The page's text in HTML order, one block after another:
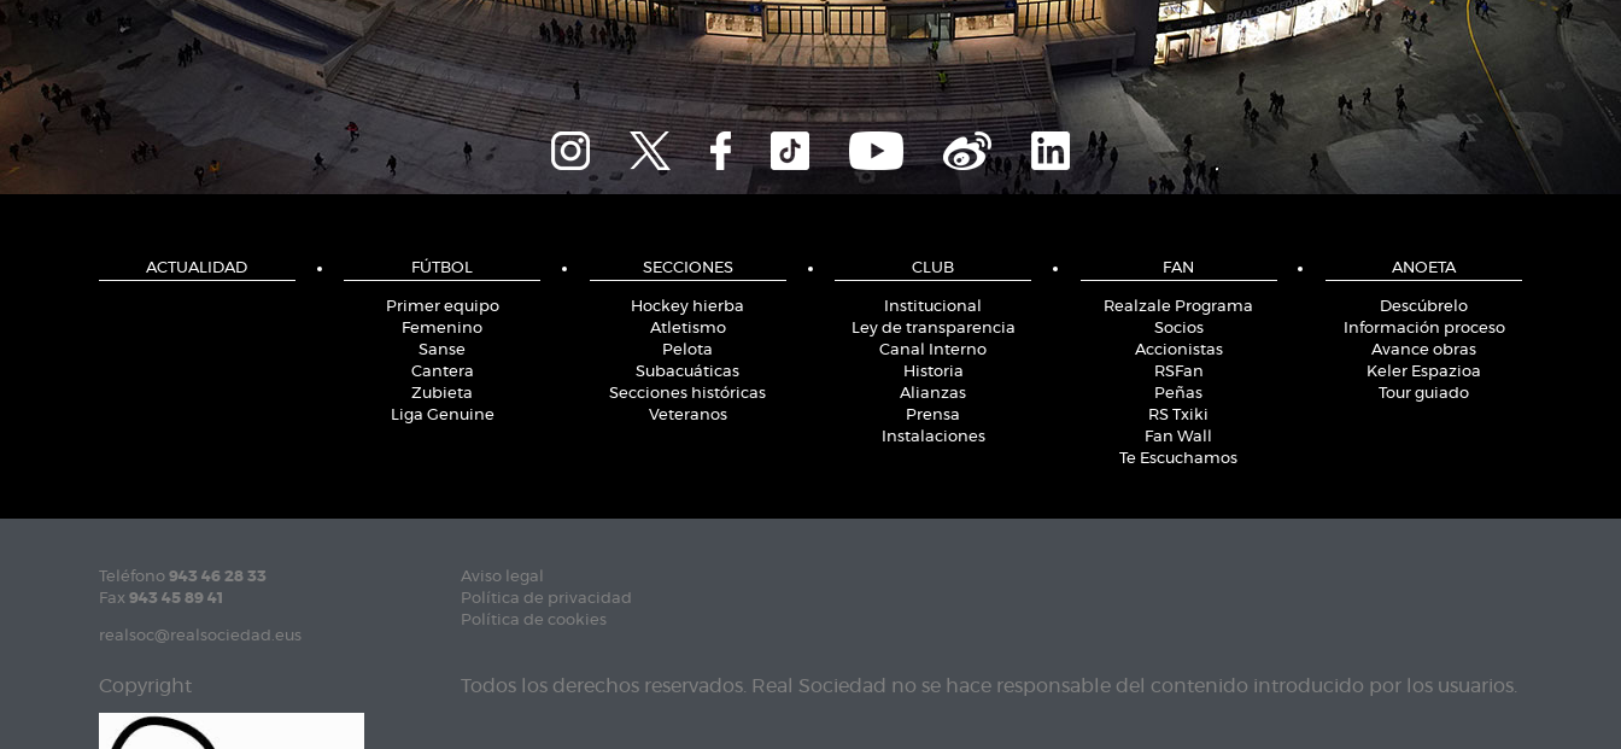
ACTUALIDAD FÚTBOL
Primer equipo
Femenino
Sanse
Cantera
Zubieta
Liga Genuine
SECCIONES
Hockey hierba
Atletismo
Pelota
Subacuáticas
Secciones históricas
Veteranos
CLUB
Institucional
Ley de transparencia
Canal Interno
Historia
Alianzas
Prensa
Instalaciones
FAN
Realzale Programa
Socios
Accionistas
RSFan
Peñas
RS Txiki
Fan Wall
Te Escuchamos
ANOETA
Descúbrelo
Información proceso
Avance obras
Keler Espazioa
Tour guiado
Teléfono 943 46 28 33
Fax 943 45 89 41
realsoc@realsociedad.eus
Aviso legal
Política de privacidad
Política de cookies
Copyright Todos los derechos reservados. Real Sociedad no se hace responsable del contenido introducido por los usuarios.